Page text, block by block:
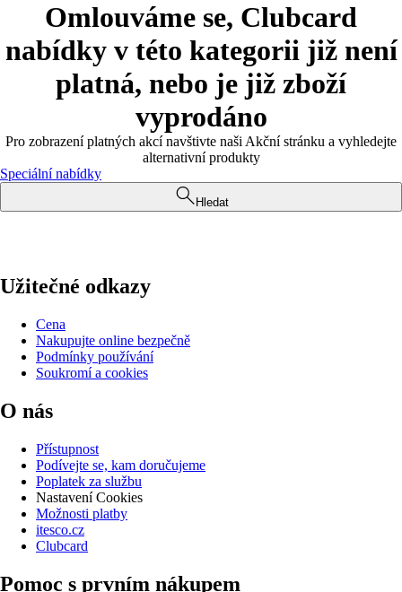
Omlouváme se, Clubcard
nabídky v této kategorii již není
platná, nebo je již zboží
vyprodáno
Pro zobrazení platných akcí navštivte naši Akční stránku a vyhledejte
alternativní produkty
Speciální nabídky
Hledat
Užitečné odkazy
Cena
Nakupujte online bezpečně
Podmínky používání
Soukromí a cookies
O nás
Přístupnost
Podívejte se, kam doručujeme
Poplatek za službu
Nastavení Cookies
Možnosti platby
itesco.cz
Clubcard
Pomoc s prvním nákupem